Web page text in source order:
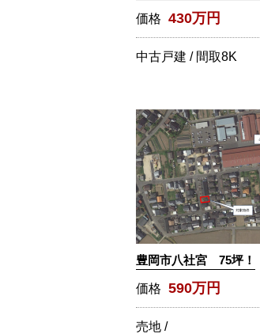
価格 430万円
中古戸建 / 間取8K
豊岡市八社宮 75坪！
価格 590万円
売地 /